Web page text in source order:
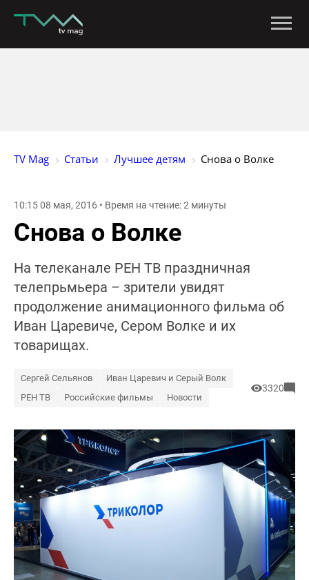
TV Mag Статьи Лучшее детям Снова о Волке
10:15 08 мая, 2016 • Время на чтение: 2 минуты
Снова о Волке
На телеканале РЕН ТВ праздничная
телепрьмьера – зрители увидят
продолжение анимационного фильма об
Иван Царевиче, Сером Волке и их
товарищах.
Сергей Сельянов
Иван Царевич и Серый Волк
РЕН ТВ
Российские фильмы Новости
3320